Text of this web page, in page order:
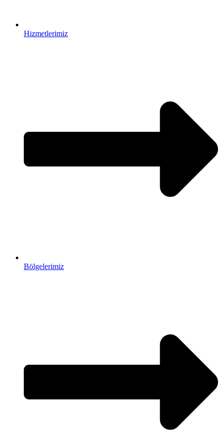
Hizmetlerimiz
Bölgelerimiz